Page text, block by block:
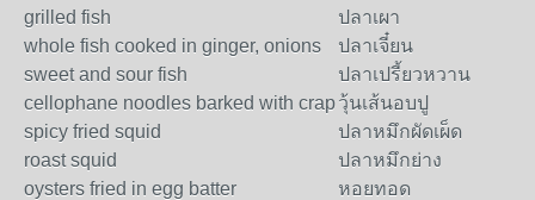
grilled fish
ปลาเผา
whole fish cooked in ginger, onions
ปลาเจี๋ยน
sweet and sour fish
ปลาเปรี้ยวหวาน
cellophane noodles barked with crapวุ้นเส้นอบปู
spicy fried squid
ปลาหมึกผัดเผ็ด
roast squid
ปลาหมึกย่าง
oysters fried in egg batter
หอยทอด